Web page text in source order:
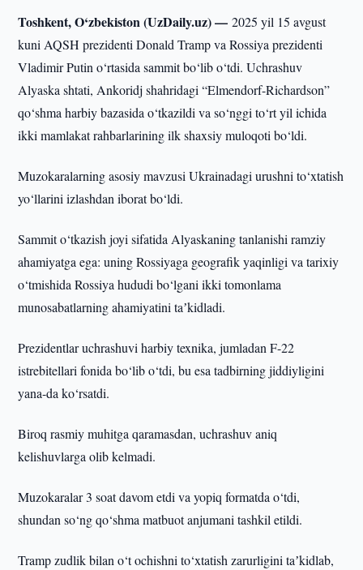
Toshkent, O‘zbekiston (UzDaily.uz) —2025 yil 15 avgust
kuni AQSH prezidenti Donald Tramp va Rossiya prezidenti
Vladimir Putin o‘rtasida sammit bo‘lib o‘tdi. Uchrashuv
Alyaska shtati, Ankoridj shahridagi “Elmendorf-Richardson”
qo‘shma harbiy bazasida o‘tkazildi va so‘nggi to‘rt yil ichida
ikki mamlakat rahbarlarining ilk shaxsiy muloqoti bo‘ldi.
Muzokaralarning asosiy mavzusi Ukrainadagi urushni to‘xtatish
yo‘llarini izlashdan iborat bo‘ldi.
Sammit o‘tkazish joyi sifatida Alyaskaning tanlanishi ramziy
ahamiyatga ega: uning Rossiyaga geografik yaqinligi va tarixiy
o‘tmishida Rossiya hududi bo‘lgani ikki tomonlama
munosabatlarning ahamiyatini taʼkidladi.
Prezidentlar uchrashuvi harbiy texnika, jumladan F-22
istrebitellari fonida bo‘lib o‘tdi, bu esa tadbirning jiddiyligini
yana-da ko‘rsatdi.
Biroq rasmiy muhitga qaramasdan, uchrashuv aniq
kelishuvlarga olib kelmadi.
Muzokaralar 3 soat davom etdi va yopiq formatda o‘tdi,
shundan so‘ng qo‘shma matbuot anjumani tashkil etildi.
Tramp zudlik bilan o‘t ochishni to‘xtatish zarurligini taʼkidlab,